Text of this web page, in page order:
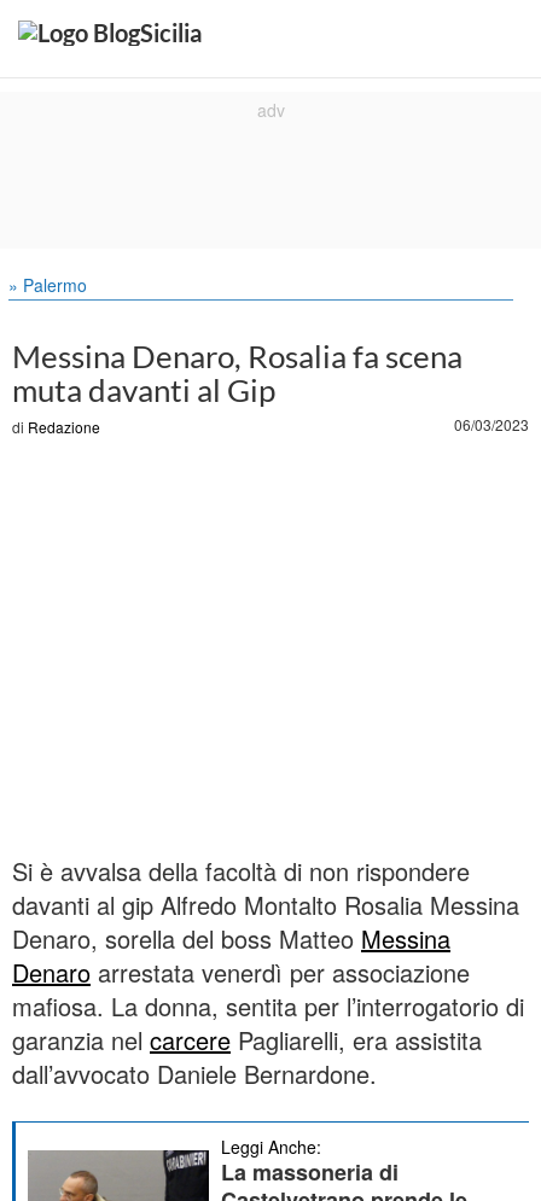
» Palermo
Messina Denaro, Rosalia fa scena
muta davanti al Gip
di Redazione 06/03/2023
Si è avvalsa della facoltà di non rispondere
davanti al gip Alfredo Montalto Rosalia Messina
Denaro, sorella del boss Matteo Messina
Denaro arrestata venerdì per associazione
mafiosa. La donna, sentita per l’interrogatorio di
garanzia nel carcere Pagliarelli, era assistita
dall’avvocato Daniele Bernardone.
Leggi Anche:
La massoneria di